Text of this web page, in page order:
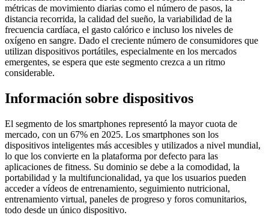
métricas de movimiento diarias como el número de pasos, la
distancia recorrida, la calidad del sueño, la variabilidad de la
frecuencia cardíaca, el gasto calórico e incluso los niveles de
oxígeno en sangre. Dado el creciente número de consumidores que
utilizan dispositivos portátiles, especialmente en los mercados
emergentes, se espera que este segmento crezca a un ritmo
considerable.
Información sobre dispositivos
El segmento de los smartphones representó la mayor cuota de
mercado, con un 67% en 2025. Los smartphones son los
dispositivos inteligentes más accesibles y utilizados a nivel mundial,
lo que los convierte en la plataforma por defecto para las
aplicaciones de fitness. Su dominio se debe a la comodidad, la
portabilidad y la multifuncionalidad, ya que los usuarios pueden
acceder a vídeos de entrenamiento, seguimiento nutricional,
entrenamiento virtual, paneles de progreso y foros comunitarios,
todo desde un único dispositivo.